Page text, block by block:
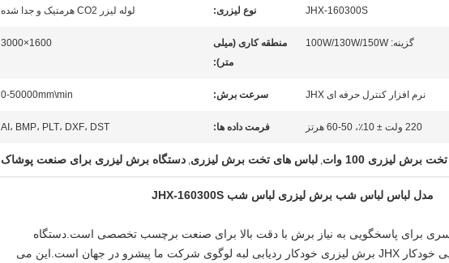
JHX-160300S نوع لیزری: لوله لیزر CO2 هرمتیک و جدا شده
گزینه: 100W/130W/150W
منطقه کاری (میلی
متر):
1600×3000
نرم افزار کنترل حرفه ای JHX سرعت برش: 0-50000mm\min
220 ولت ± 10٪، 50-60 هرتز فرمت داده ها: AI، BMP، PLT، DXF، DST
تخت برش لیزری 100 وات , لباس های تخت برش لیزری, دستگاه برش لیزری برای صنعت پوشاک
مدل لباس لباس شب برش لیزری لباس شب JHX-160300S
برای پاسخگویی به نیاز برش با دقت بالا برای صنعت برچسب تخصصی است.دستگاه
برش علامت تجاری شناسایی خودکار JHX برش لیزری خودکار ردیابی لبه لوگوی شرکت ما پیشرو در جهان است.این می